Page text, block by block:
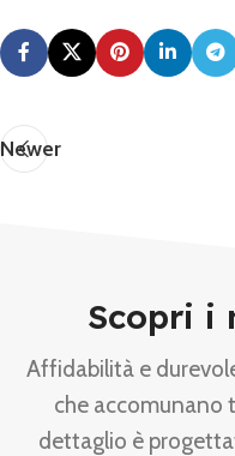
Newer
Scopri i
Affidabilità e
che accomunano
dettaglio è